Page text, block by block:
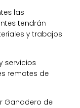
las
tendrán
y trabajos
servicios
remates de
Ganadero de